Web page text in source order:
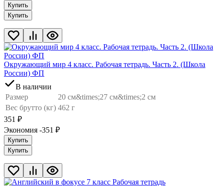
Купить
Купить
Окружающий мир 4 класс. Рабочая тетрадь. Часть 2. (Школа
России) ФП
В наличии
Размер
20 см&times;27 см&times;2 см
Вес брутто (кг) 462 г
351 ₽
Экономия -351 ₽
Купить
Купить